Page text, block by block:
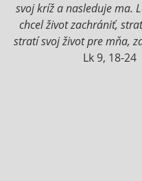
svoj kríž a nasleduje ma.
chcel život zachrániť,
stratí svoj život pre mňa,
Lk 9, 18-24